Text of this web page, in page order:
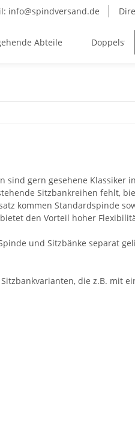
info@spindversand.de
Abteile
sind gern gesehene Klassiker
Sitzbankreihen fehlt,
kommen Standardspinde
den Vorteil hoher
und Sitzbänke separat
die z.B. mit